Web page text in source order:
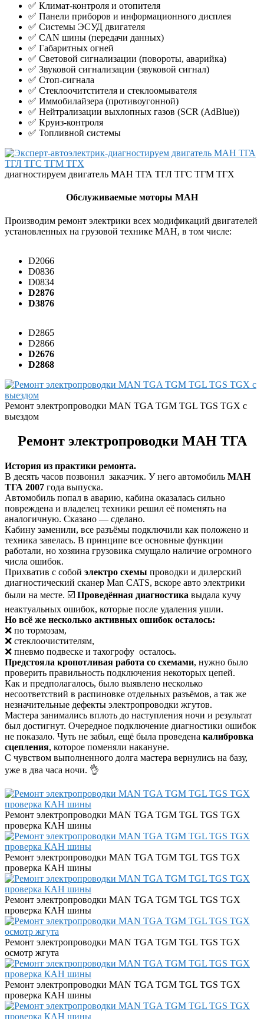
✅ Климат-контроля и отопителя
✅ Панели приборов и информационного дисплея
✅ Системы ЭСУД двигателя
✅ CAN шины (передачи данных)
✅ Габаритных огней
✅ Световой сигнализации (повороты, аварийка)
✅ Звуковой сигнализации (звуковой сигнал)
✅ Стоп-сигнала
✅ Стеклоочитстителя и стеклоомывателя
✅ Иммобилайзера (противоугонной)
✅ Нейтрализации выхлопных газов (SCR (AdBlue))
✅ Круиз-контроля
✅ Топливной системы
диагностируем двигатель МАН ТГА ТГЛ ТГС ТГМ ТГХ
Обслуживаемые моторы МАН
Производим ремонт электрики всех модификаций двигателей
установленных на грузовой технике МАН, в том числе:
D2066
D0836
D0834
D2876
D3876
D2865
D2866
D2676
D2868
Ремонт электропроводки MAN TGA TGM TGL TGS TGX с
выездом
Ремонт электропроводки МАН ТГА
История из практики ремонта.
В десять часов позвонил заказчик. У него автомобиль МАН
ТГА 2007 года выпуска.
Автомобиль попал в аварию, кабина оказалась сильно
повреждена и владелец техники решил её поменять на
аналогичную. Сказано — сделано.
Кабину заменили, все разъёмы подключили как положено и
техника завелась. В принципе все основные функции
работали, но хозяина грузовика смущало наличие огромного
числа ошибок.
Прихватив с собой электро схемы проводки и дилерский
диагностический сканер Man CATS, вскоре авто электрики
были на месте. ☑️ Проведённая диагностика выдала кучу
неактуальных ошибок, которые после удаления ушли.
Но всё же несколько активных ошибок осталось:
❌ по тормозам,
❌ стеклоочистителям,
❌ пневмо подвеске и тахогрофу осталось.
Предстояла кропотливая работа со схемами, нужно было
проверить правильность подключения некоторых цепей.
Как и предполагалось, было выявлено несколько
несоответствий в распиновке отдельных разъёмов, а так же
незначительные дефекты электропроводки жгутов.
Мастера занимались вплоть до наступления ночи и результат
был достигнут. Очередное подключение диагностики ошибок
не показало. Чуть не забыл, ещё была проведена калибровка
сцепления, которое поменяли накануне.
С чувством выполненного долга мастера вернулись на базу,
уже в два часа ночи. 👌
Ремонт электропроводки MAN TGA TGM TGL TGS TGX
проверка КАН шины
Ремонт электропроводки MAN TGA TGM TGL TGS TGX
проверка КАН шины
Ремонт электропроводки MAN TGA TGM TGL TGS TGX
проверка КАН шины
Ремонт электропроводки MAN TGA TGM TGL TGS TGX
осмотр жгута
Ремонт электропроводки MAN TGA TGM TGL TGS TGX
проверка КАН шины